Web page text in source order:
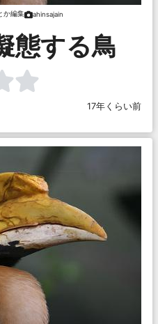
か編集 ahinsajain
態する鳥
17年くらい前